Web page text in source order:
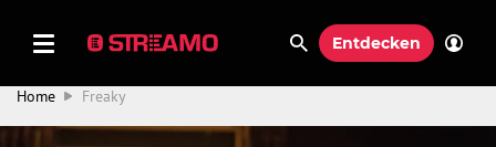
Entdecken
Home Freaky